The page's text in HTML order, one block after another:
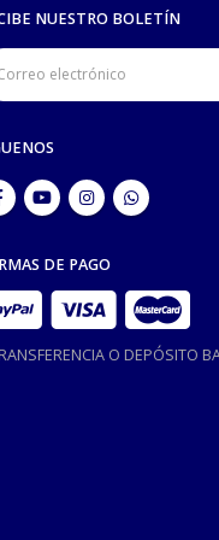
NUESTRO BOLETÍN
DE PAGO
O DEPÓSITO